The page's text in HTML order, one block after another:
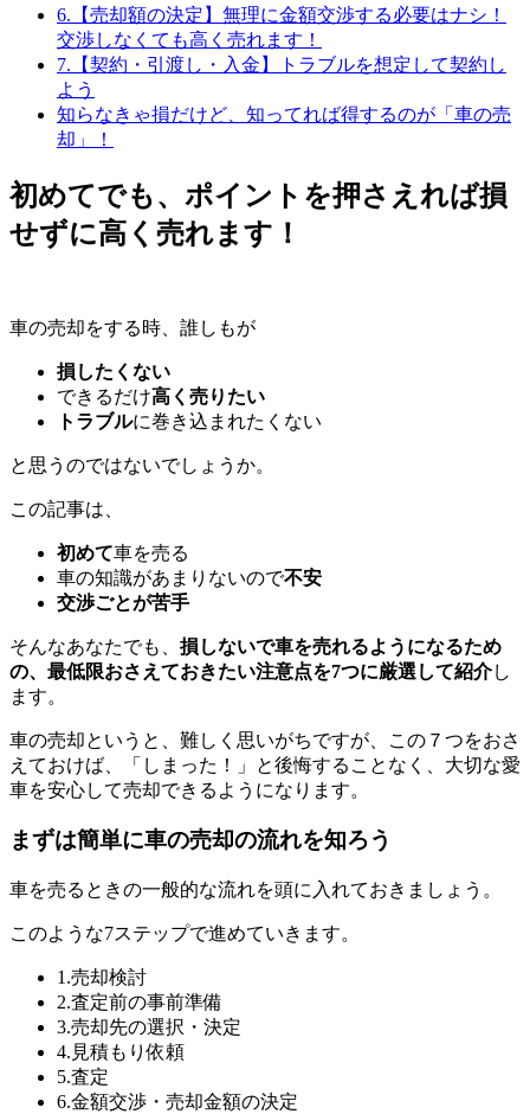
6.【売却額の決定】無理に金額交渉する必要はナシ！
交渉しなくても高く売れます！
7.【契約・引渡し・入金】トラブルを想定して契約し
よう
知らなきゃ損だけど、知ってれば得するのが「車の売
却」！
初めてでも、ポイントを押さえれば損
せずに高く売れます！
車の売却をする時、誰しもが
損したくない
できるだけ高く売りたい
トラブルに巻き込まれたくない
と思うのではないでしょうか。
この記事は、
初めて車を売る
車の知識があまりないので不安
交渉ごとが苦手
そんなあなたでも、 損しないで車を売れるようになるため
の、最低限おさえておきたい注意点を7つに厳選して紹介し
ます。
車の売却というと、難しく思いがちですが、この７つをおさ
えておけば、「しまった！」と後悔することなく、大切な愛
車を安心して売却できるようになります。
まずは簡単に車の売却の流れを知ろう
車を売るときの一般的な流れを頭に入れておきましょう。
このような7ステップで進めていきます。
1.売却検討
2.査定前の事前準備
3.売却先の選択・決定
4.見積もり依頼
5.査定
6.金額交渉・売却金額の決定